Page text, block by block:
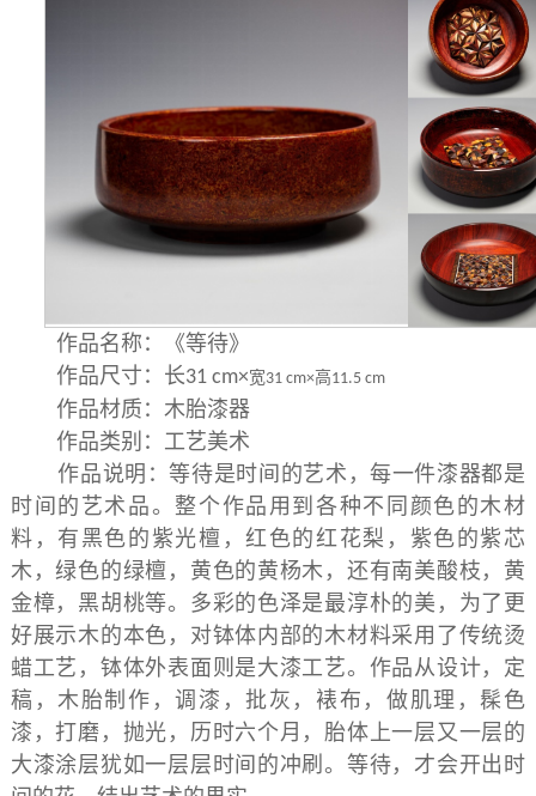
作品名称：《等待》
作品尺寸：长31 cm×宽31 cm×高11.5 cm
作品材质：木胎漆器
作品类别：工艺美术
作品说明：等待是时间的艺术，每一件漆器都是
时间的艺术品。整个作品用到各种不同颜色的木材
料，有黑色的紫光檀，红色的红花梨，紫色的紫芯
木，绿色的绿檀，黄色的黄杨木，还有南美酸枝，黄
金樟，黑胡桃等。多彩的色泽是最淳朴的美，为了更
好展示木的本色，对钵体内部的木材料采用了传统烫
蜡工艺，钵体外表面则是大漆工艺。作品从设计，定
稿，木胎制作，调漆，批灰，裱布，做肌理，髹色
漆，打磨，抛光，历时六个月，胎体上一层又一层的
大漆涂层犹如一层层时间的冲刷。等待，才会开出时